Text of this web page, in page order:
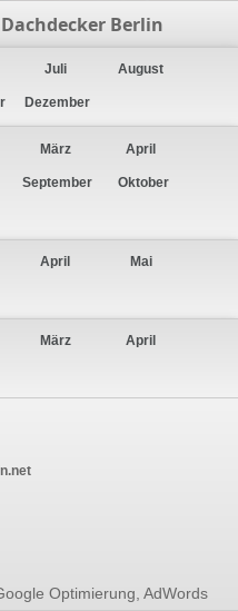
Berlin
Juli August
Dezember
März April
September Oktober
April Mai
März April